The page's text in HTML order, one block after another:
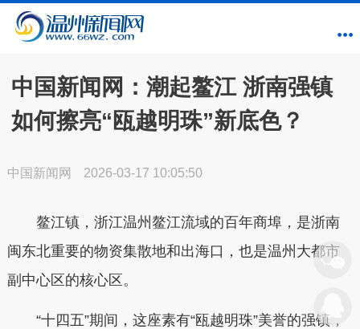
中国新闻网：潮起鳌江 浙南强镇
如何擦亮“瓯越明珠”新底色？
中国新闻网 2026-03-17 10:05:50
鳌江镇，浙江温州鳌江流域的百年商埠，是浙南
闽东北重要的物资集散地和出海口，也是温州大都市
副中心区的核心区。
“十四五”期间，这座素有“瓯越明珠”美誉的强镇，